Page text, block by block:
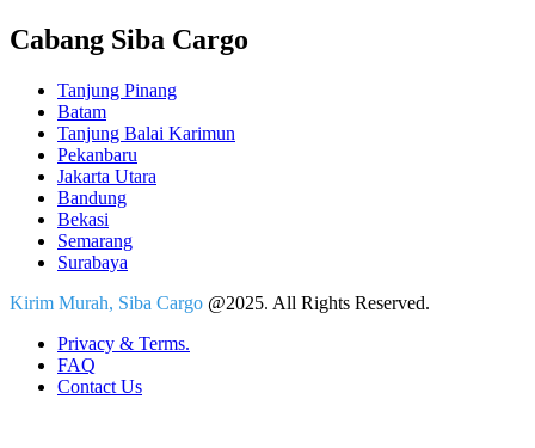
Cabang Siba Cargo
Tanjung Pinang
Batam
Tanjung Balai Karimun
Pekanbaru
Jakarta Utara
Bandung
Bekasi
Semarang
Surabaya
Kirim Murah, Siba Cargo @2025. All Rights Reserved.
Privacy & Terms.
FAQ
Contact Us